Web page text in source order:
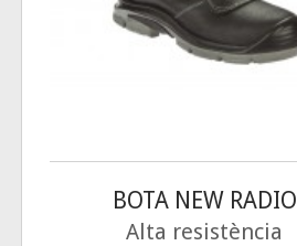
BOTA NEW RADIO
Alta resistència